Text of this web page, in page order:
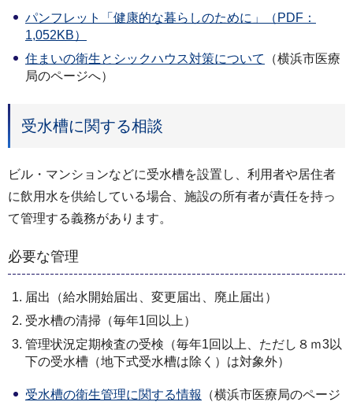
パンフレット「健康的な暮らしのために」（PDF：
1,052KB）
住まいの衛生とシックハウス対策について
（横浜市医療
局のページへ）
受水槽に関する相談
ビル・マンションなどに受水槽を設置し、利用者や居住者
に飲用水を供給している場合、施設の所有者が責任を持っ
て管理する義務があります。
必要な管理
届出（給水開始届出、変更届出、廃止届出）
受水槽の清掃（毎年1回以上）
管理状況定期検査の受検（毎年1回以上、ただし８ｍ3以
下の受水槽（地下式受水槽は除く）は対象外）
受水槽の衛生管理に関する情報
（横浜市医療局のページ